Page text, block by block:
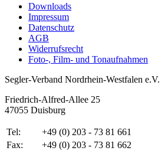
Downloads
Impressum
Datenschutz
AGB
Widerrufsrecht
Foto-, Film- und Tonaufnahmen
Segler-Verband Nordrhein-Westfalen e.V.
Friedrich-Alfred-Allee 25
47055 Duisburg
Tel:
+49 (0) 203 - 73 81 661
Fax:
+49 (0) 203 - 73 81 662